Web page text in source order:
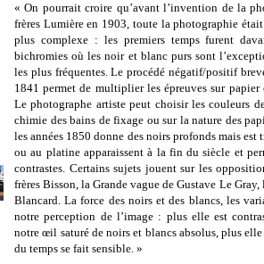
« On pourrait croire qu’avant l’invention de la
frères Lumière en 1903, toute la photographie
plus complexe : les premiers temps furent
bichromies où les noir et blanc purs sont
les plus fréquentes. Le procédé négatif/positif
1841 permet de multiplier les épreuves sur papier
Le photographe artiste peut choisir les couleurs
chimie des bains de fixage ou sur la nature des
les années 1850 donne des noirs profonds mais est
ou au platine apparaissent à la fin du siècle et
contrastes. Certains sujets jouent sur les
frères Bisson, la Grande vague de Gustave Le
Blancard. La force des noirs et des blancs, les
notre perception de l’image : plus elle est
notre œil saturé de noirs et blancs absolus, plus
du temps se fait sensible. »